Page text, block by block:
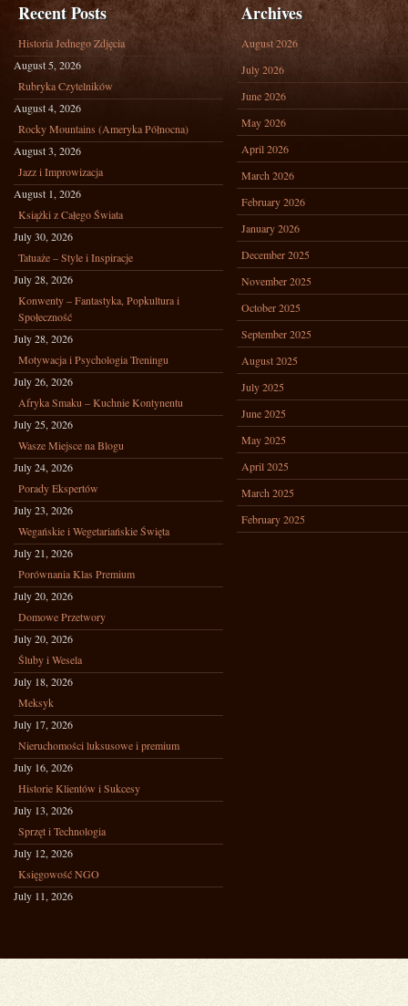
Recent Posts
Historia Jednego Zdjęcia
August 5, 2026
Rubryka Czytelników
August 4, 2026
Rocky Mountains (Ameryka Północna)
August 3, 2026
Jazz i Improwizacja
August 1, 2026
Książki z Całego Świata
July 30, 2026
Tatuaże – Style i Inspiracje
July 28, 2026
Konwenty – Fantastyka, Popkultura i
Społeczność
July 28, 2026
Motywacja i Psychologia Treningu
July 26, 2026
Afryka Smaku – Kuchnie Kontynentu
July 25, 2026
Wasze Miejsce na Blogu
July 24, 2026
Porady Ekspertów
July 23, 2026
Wegańskie i Wegetariańskie Święta
July 21, 2026
Porównania Klas Premium
July 20, 2026
Domowe Przetwory
July 20, 2026
Śluby i Wesela
July 18, 2026
Meksyk
July 17, 2026
Nieruchomości luksusowe i premium
July 16, 2026
Historie Klientów i Sukcesy
July 13, 2026
Sprzęt i Technologia
July 12, 2026
Księgowość NGO
July 11, 2026
Archives
August 2026
July 2026
June 2026
May 2026
April 2026
March 2026
February 2026
January 2026
December 2025
November 2025
October 2025
September 2025
August 2025
July 2025
June 2025
May 2025
April 2025
March 2025
February 2025